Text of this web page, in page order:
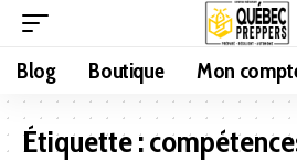
Blog Boutique Mon
Étiquette :